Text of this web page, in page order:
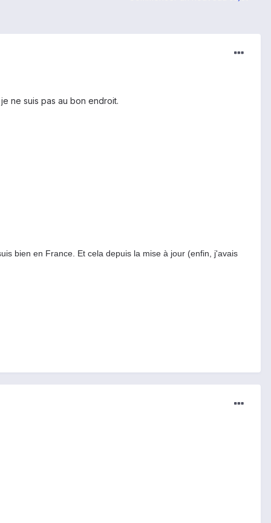
ne suis pas au bon endroit.
bien en France. Et cela depuis la mise à jour (enfin, j'avais